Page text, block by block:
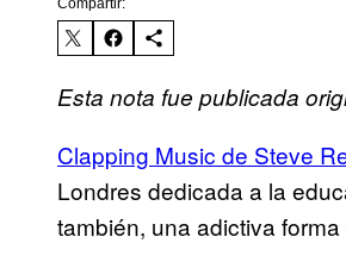
Compartir:
Esta nota fue publicada
Clapping Music de Steve
Londres dedicada a la
también, una adictiva